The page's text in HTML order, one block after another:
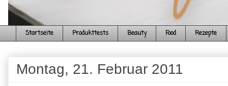
Startseite Produkttests Beauty Food Rezepte
Montag, 21. Februar 2011